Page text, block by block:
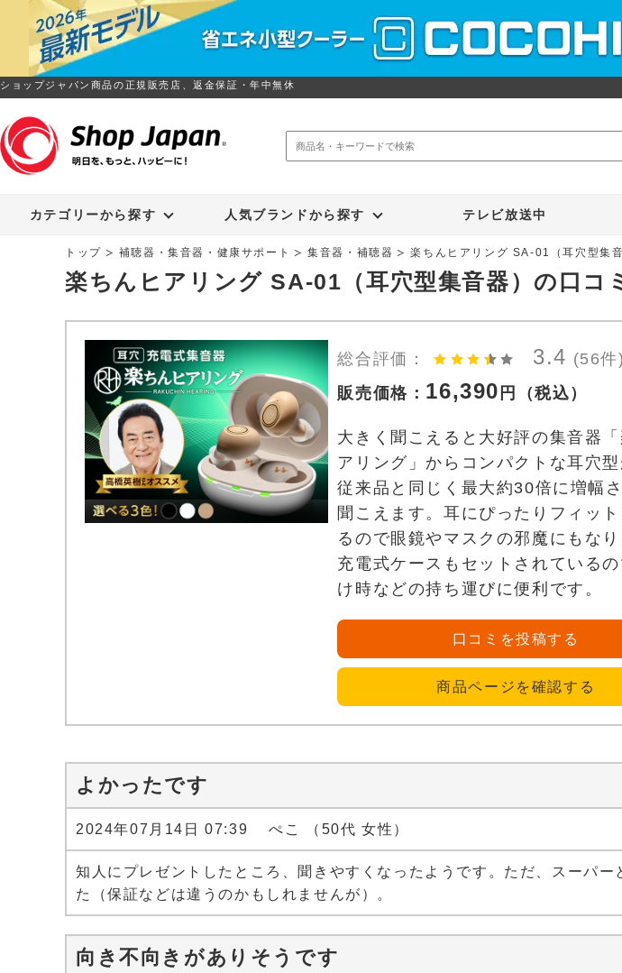
ショップジャパン商品の正規販売店、返金保証・年中無休
カテゴリーから探す 人気ブランドから探す テレビ放送中
トップ 補聴器・集音器・健康サポート 集音器・補聴器 楽ちんヒアリング SA-01（耳穴型集音
楽ちんヒアリング SA-01（耳穴型集音器）の口コ
総合評価： 3.4 (56件)
販売価格： 16,390 円 （税込）
大きく聞こえると大好評の集音器「
アリング」からコンパクトな耳穴型
従来品と同じく最大約30倍に増幅さ
聞こえます。耳にぴったりフィッ
るので眼鏡やマスクの邪魔にもなり
充電式ケースもセットされている
け時などの持ち運びに便利です。
口コミを投稿する
商品ページを確認する
よかったです
2024年07月14日 07:39 ぺこ （50代 女性）
知人にプレゼントしたところ、聞きやすくなったようです。ただ、スーパ
た（保証などは違うのかもしれませんが）。
向き不向きがありそうです